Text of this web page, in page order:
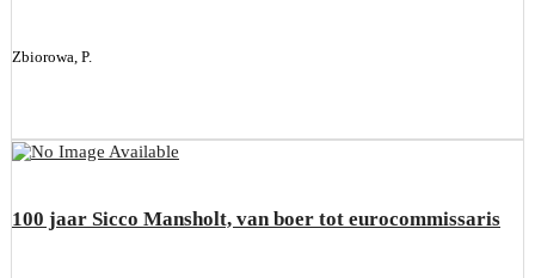
Zbiorowa, P.
100 jaar Sicco Mansholt, van boer tot eurocommissaris